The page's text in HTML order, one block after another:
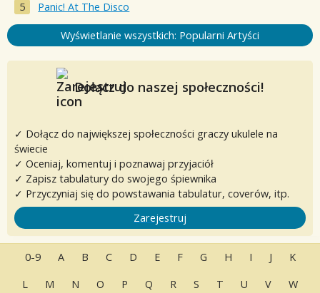
Panic! At The Disco
Wyświetlanie wszystkich: Popularni Artyści
Dołącz do naszej społeczności!
✓ Dołącz do największej społeczności graczy ukulele na
świecie
✓ Oceniaj, komentuj i poznawaj przyjaciół
✓ Zapisz tabulatury do swojego śpiewnika
✓ Przyczyniaj się do powstawania tabulatur, coverów, itp.
Zarejestruj
0-9 A B C D E F G H I J
K
L
M N O P Q R S T U V W